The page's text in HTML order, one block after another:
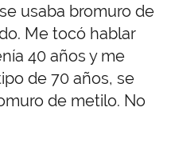
usaba bromuro de
Me tocó hablar
40 años y me
de 70 años, se
de metilo. No